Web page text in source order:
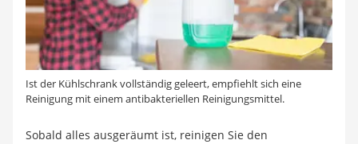
Ist der Kühlschrank vollständig geleert, empfiehlt sich eine
Reinigung mit einem antibakteriellen Reinigungsmittel.
Sobald alles ausgeräumt ist, reinigen Sie den